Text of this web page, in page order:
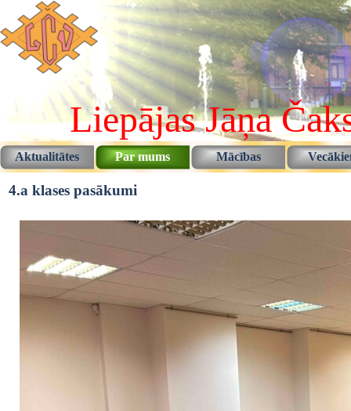
Pāriet uz saturu
Liepājas Jāņa
Aktualitātes Par mums ▼
Mācības ▼
4.a klases pasākumi